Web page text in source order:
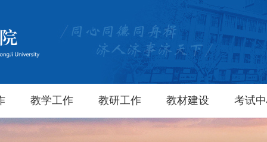
教学工作 教研工作 教材建设 考试